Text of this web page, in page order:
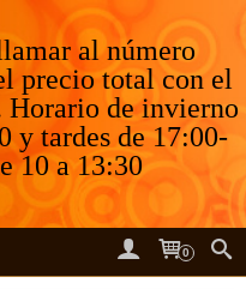
al número
precio total con el
Horario de invierno
y tardes de 17:00-
10 a 13:30
0